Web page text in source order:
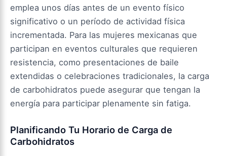
emplea unos días antes de un evento físico
significativo o un período de actividad física
incrementada. Para las mujeres mexicanas que
participan en eventos culturales que requieren
resistencia, como presentaciones de baile
extendidas o celebraciones tradicionales, la carga
de carbohidratos puede asegurar que tengan la
energía para participar plenamente sin fatiga.
Planificando Tu Horario de Carga de
Carbohidratos